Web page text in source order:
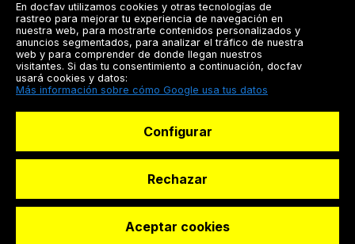
Registrarse
Docfav
© Dashboard Technologies S.L
En docfav utilizamos cookies y otras tecnologías de
rastreo para mejorar tu experiencia de navegación en
nuestra web, para mostrarte contenidos personalizados y
anuncios segmentados, para analizar el tráfico de nuestra
web y para comprender de donde llegan nuestros
visitantes. Si das tu consentimiento a continuación, docfav
usará cookies y datos:
Más información sobre cómo Google usa tus datos
Configurar
Rechazar
Aceptar cookies